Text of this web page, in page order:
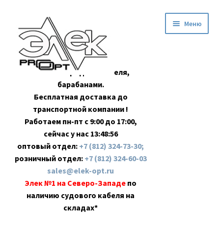
навигации
содержимому
Оптовая продажа кабеля,
барабанами.
Бесплатная доставка до
транспортной компании !
Работаем пн-пт с 9:00 до 17:00,
сейчас у нас 13:48:57
оптовый отдел: +7 (812) 324-73-30;
розничный отдел: +7 (812) 324-60-03
sales@elek-opt.ru
Элек №1 на Северо-Западе по
наличию судового кабеля на
складах*
Меню